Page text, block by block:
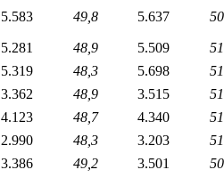
5.583 49,8 5.637
5.281 48,9 5.509
5.319 48,3 5.698
3.362 48,9 3.515
4.123 48,7 4.340
2.990 48,3 3.203
3.386 49,2 3.501